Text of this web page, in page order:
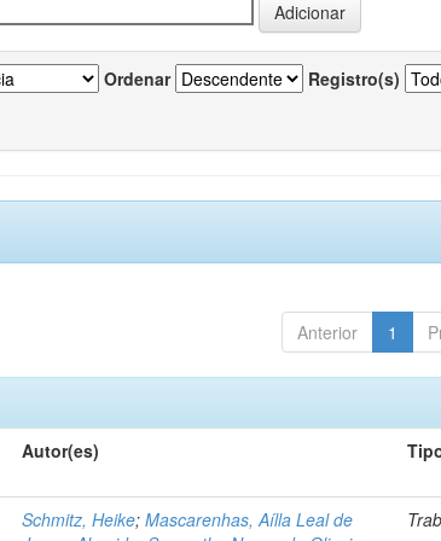
Ordenar Registro(s)
Anterior 1
Autor(es)
Schmitz, Heike;Mascarenhas, Aílla Leal de